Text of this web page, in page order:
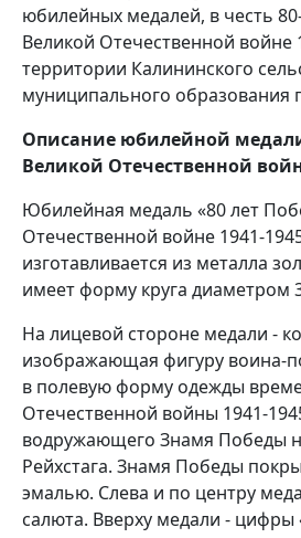
юбилейных медалей, в честь
Великой Отечественной войне
территории Калининского
муниципального образования
Описание юбилейной
Великой Отечественной
Юбилейная медаль «80 лет
Отечественной войне 1941-
изготавливается из металла
имеет форму круга диаметром
На лицевой стороне медали -
изображающая фигуру воина-
в полевую форму одежды
Отечественной войны 1941-
водружающего Знамя Победы
Рейхстага. Знамя Победы
эмалью. Слева и по центру
салюта. Вверху медали - цифры